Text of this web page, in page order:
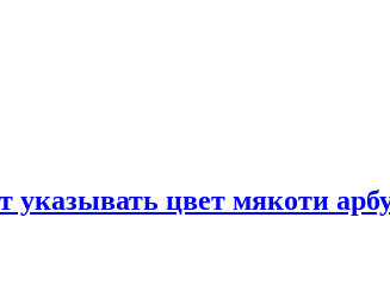
цвет мякоти